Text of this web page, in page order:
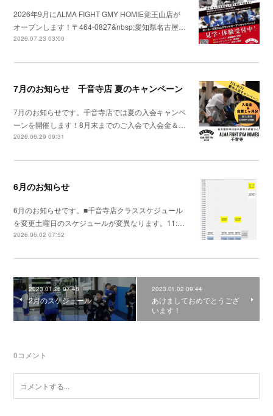
2026年9月にALMA FIGHT GMY HOMIE覚王山店が
オープンします！〒464-0827&nbsp;愛知県名古屋…
2026.07.23 03:00
7月のお知らせ 千音寺店 夏のキャンペーン
7月のお知らせです。千音寺店では夏の入会キャンペ
ーンを開催します！8月末までのご入会で入会金＆…
2026.06.29 09:31
6月のお知らせ
6月のお知らせです。■千音寺店クラススケジュール
を変更土曜日のスケジュールが変異なります。11:…
2026.06.02 07:52
2023.01.26 07:48
2月のスケジュール
2023.01.02 09:44
あけましておめでとうござ
います！
0コメント